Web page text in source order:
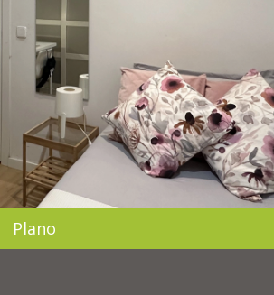
Plano